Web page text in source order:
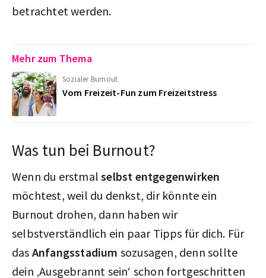
betrachtet werden.
Mehr zum Thema
Sozialer Burnout
Vom Freizeit-Fun zum Freizeitstress
Was tun bei Burnout?
Wenn du erstmalselbst entgegenwirken
möchtest, weil du denkst, dir könnte ein
Burnout drohen, dann haben wir
selbstverständlich ein paar Tipps für dich. Für
das Anfangsstadium sozusagen, denn sollte
dein ‚Ausgebrannt sein‘ schon fortgeschritten